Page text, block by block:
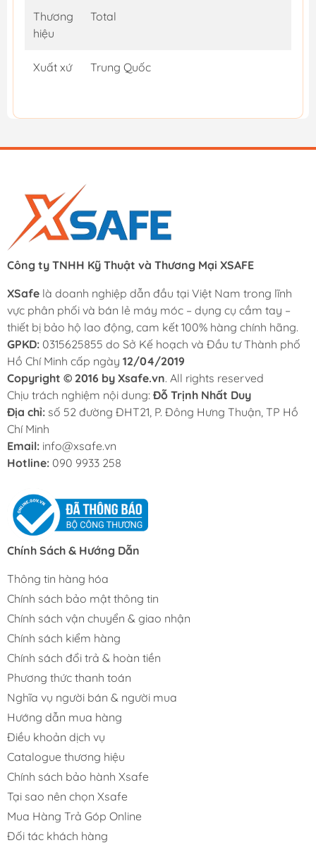
Thương
hiệu
Total
Xuất xứ Trung Quốc
Công ty TNHH Kỹ Thuật và Thương Mại XSAFE
XSafe là doanh nghiệp dẫn đầu tại Việt Nam trong lĩnh
vực phân phối và bán lẻ máy móc – dụng cụ cầm tay –
thiết bị bảo hộ lao động, cam kết 100% hàng chính hãng.
GPKD: 0315625855 do Sở Kế hoạch và Đầu tư Thành phố
Hồ Chí Minh cấp ngày 12/04/2019
Copyright © 2016 by Xsafe.vn. All rights reserved
Chịu trách nghiệm nội dung: Đỗ Trịnh Nhất Duy
Địa chỉ: số 52 đường ĐHT21, P. Đông Hưng Thuận, TP Hồ
Chí Minh
Email: info@xsafe.vn
Hotline: 090 9933 258
Chính Sách & Hướng Dẫn
Thông tin hàng hóa
Chính sách bảo mật thông tin
Chính sách vận chuyển & giao nhận
Chính sách kiểm hàng
Chính sách đổi trả & hoàn tiền
Phương thức thanh toán
Nghĩa vụ người bán & người mua
Hướng dẫn mua hàng
Điều khoản dịch vụ
Catalogue thương hiệu
Chính sách bảo hành Xsafe
Tại sao nên chọn Xsafe
Mua Hàng Trả Góp Online
Đối tác khách hàng